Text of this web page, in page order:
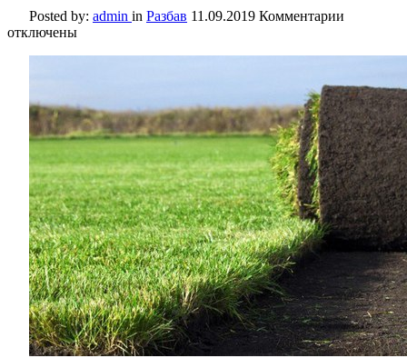
Posted by: admin in Разбав 11.09.2019 Комментарии
как
выгодное
решение
во
всех
отключены